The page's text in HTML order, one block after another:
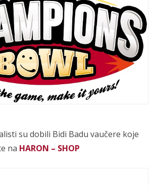
su dobili Bidi Badu vaučere koje
na HARON – SHOP